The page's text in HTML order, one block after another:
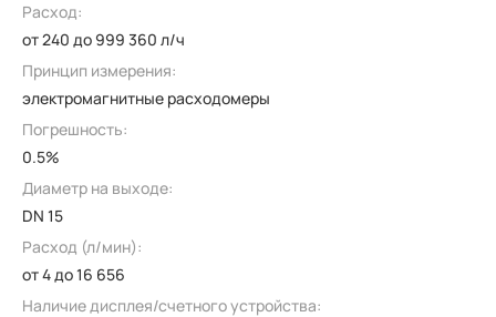
Расход:
от 240 до 999 360 л/ч
Принцип измерения:
электромагнитные расходомеры
Погрешность:
0.5%
Диаметр на выходе:
DN 15
Расход (л/мин):
от 4 до 16 656
Наличие дисплея/счетного устройства: